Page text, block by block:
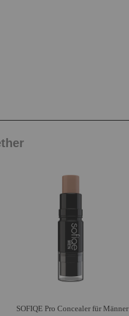
SOFIQE Pro Concealer für Männer